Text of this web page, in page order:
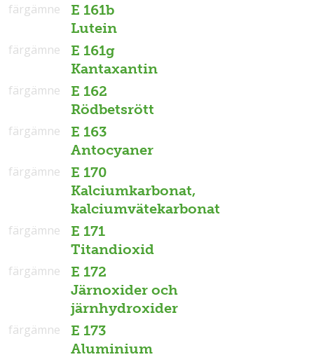
E 161b
Lutein
färgämne
E 161g
Kantaxantin
färgämne
E 162
Rödbetsrött
färgämne
E 163
Antocyaner
färgämne
E 170
Kalciumkarbonat,
kalciumvätekarbonat
färgämne
E 171
Titandioxid
färgämne
E 172
Järnoxider och
järnhydroxider
färgämne
E 173
Aluminium
färgämne